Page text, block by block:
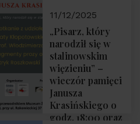
11/12/2025
„Pisarz, który
narodził się w
stalinowskim
więzieniu” –
wieczór pamięci
Janusza
Krasińskiego o
godz. 18:00 oraz